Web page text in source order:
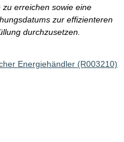
erreichen sowie eine
zur effizienteren
durchzusetzen.
Energiehändler (R003210)